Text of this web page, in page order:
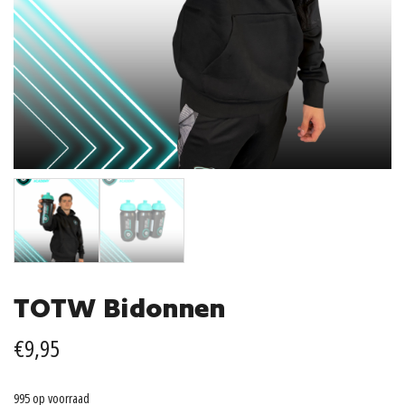
TOTW Bidonnen
€9,95
995 op voorraad